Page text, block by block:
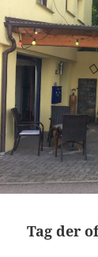
Tag der